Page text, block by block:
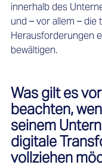
innerhalb des
und – vor allem –
Herausforderungen
bewältigen.
Was gilt es
beachten,
seinem
digitale
vollziehen